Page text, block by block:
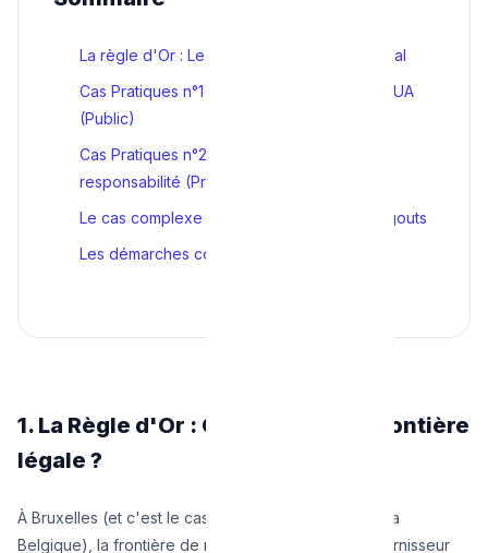
La règle d'Or : Le "Point de Séparation" légal
Cas Pratiques n°1 : La fuite relève de VIVAQUA
(Public)
Cas Pratiques n°2 : La fuite est de votre
responsabilité (Privé)
Le cas complexe des eaux usées et des égouts
Les démarches correctes en cas de litige
1. La Règle d'Or : Où se trouve la frontière
légale ?
À Bruxelles (et c'est le cas globalement dans toute la
Belgique), la frontière de responsabilité entre le fournisseur